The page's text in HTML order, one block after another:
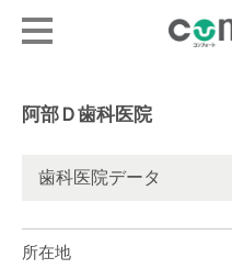
阿部Ｄ歯科医院
歯科医院データ
所在地